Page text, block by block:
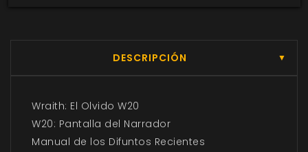
DESCRIPCIÓN ▼
Wraith: El Olvido W20
W20: Pantalla del Narrador
Manual de los Difuntos Recientes